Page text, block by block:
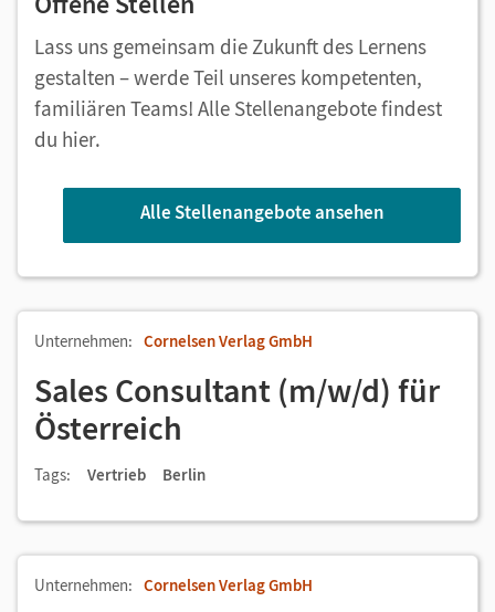
Lass uns gemeinsam die Zukunft des Lernens
gestalten – werde Teil unseres kompetenten,
familiären Teams! Alle Stellenangebote findest
du hier.
Alle Stellenangebote ansehen
Unternehmen: Cornelsen Verlag GmbH
Sales Consultant (m/w/d) für
Österreich
Tags: Vertrieb Berlin
Unternehmen: Cornelsen Verlag GmbH